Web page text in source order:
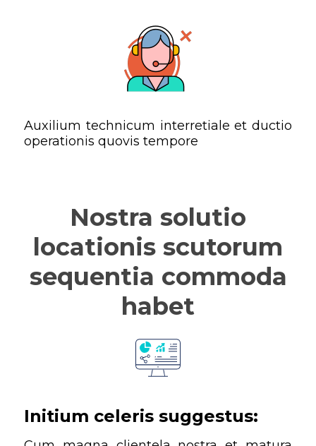
Auxilium technicum interretiale et ductio
operationis quovis tempore
Nostra solutio
locationis scutorum
sequentia commoda
habet
Initium celeris suggestus: